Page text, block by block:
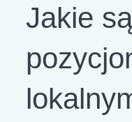
Jakie